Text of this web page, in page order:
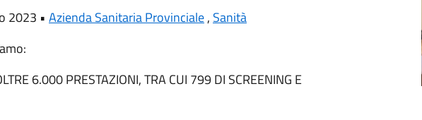
2023 • Azienda Sanitaria Provinciale, Sanità
6.000 PRESTAZIONI, TRA CUI 799 DI SCREENING E